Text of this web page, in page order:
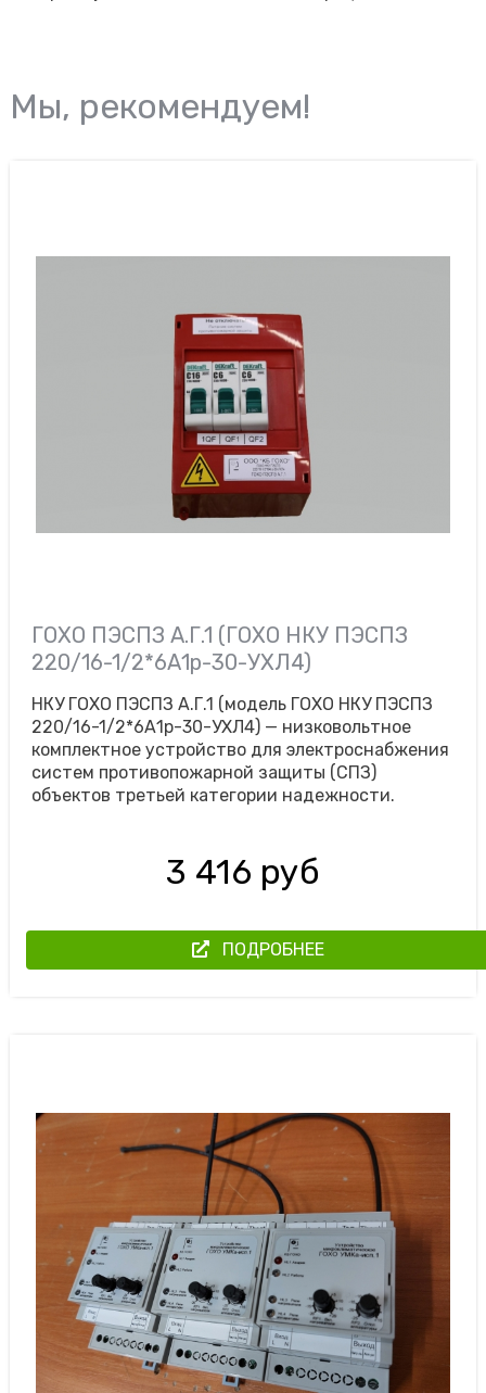
Мы, рекомендуем!
ГОХО ПЭСПЗ А.Г.1 (ГОХО НКУ ПЭСПЗ
220/16-1/2*6А1р-30-УХЛ4)
НКУ ГОХО ПЭСПЗ А.Г.1 (модель ГОХО НКУ ПЭСПЗ
220/16-1/2*6А1р-30-УХЛ4) — низковольтное
комплектное устройство для электроснабжения
систем противопожарной защиты (СПЗ)
объектов третьей категории надежности.
3 416 руб
ПОДРОБНЕЕ